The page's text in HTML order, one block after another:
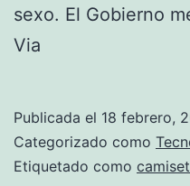
sexo. El Gobierno
Via
Publicada el 18 febrero,
Categorizado como
Etiquetado como